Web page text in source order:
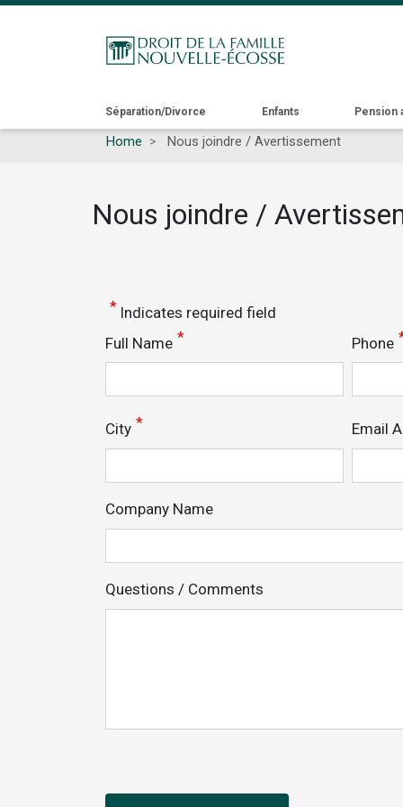
Main
navigation
Séparation/Divorce Enfants Pension
Home Nous joindre / Avertissement
Nous joindre /
Indicates required field
Full Name
Phone
City Email
Company Name
Questions / Comments